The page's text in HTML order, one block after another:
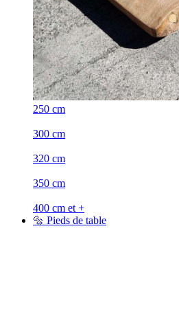
250 cm
300 cm
320 cm
350 cm
400 cm et +
🔩 Pieds de table